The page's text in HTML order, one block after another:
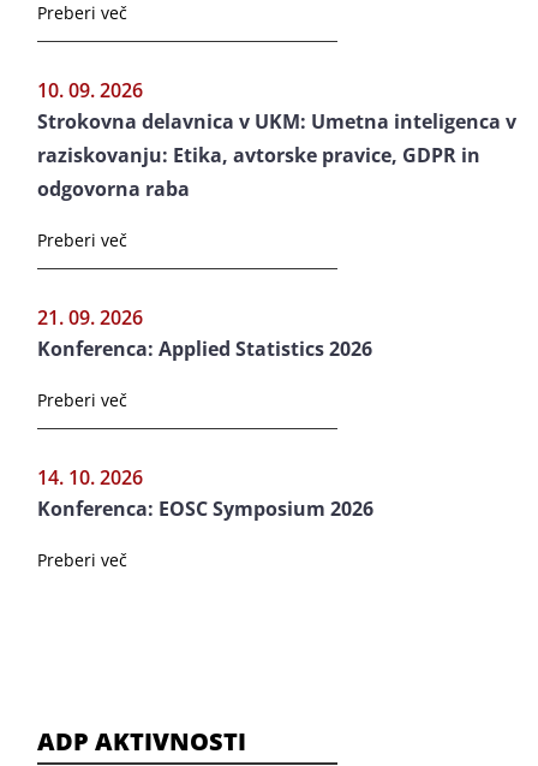
Preberi več
10. 09. 2026
Strokovna delavnica v UKM: Umetna inteligenca v
raziskovanju: Etika, avtorske pravice, GDPR in
odgovorna raba
Preberi več
21. 09. 2026
Konferenca: Applied Statistics 2026
Preberi več
14. 10. 2026
Konferenca: EOSC Symposium 2026
Preberi več
ADP AKTIVNOSTI